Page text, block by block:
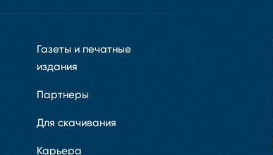
Газеты и печатные
издания
Партнеры
Для скачивания
Карьера